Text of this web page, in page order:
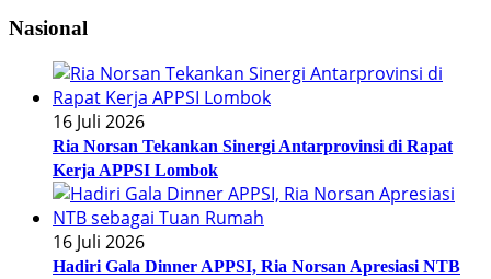
Nasional
16 Juli 2026
Ria Norsan Tekankan Sinergi Antarprovinsi di Rapat
Kerja APPSI Lombok
16 Juli 2026
Hadiri Gala Dinner APPSI, Ria Norsan Apresiasi NTB